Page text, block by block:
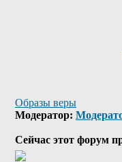
Образы веры
Модератор:
Сейчас этот форум